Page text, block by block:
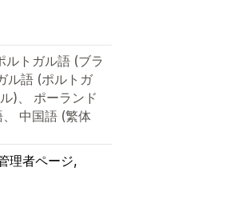
ルトガル語 (ブラ
ル語 (ポルトガ
)、 ポーランド
中国語 (繁体
理者ページ